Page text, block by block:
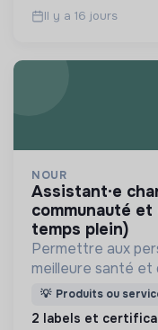
Il y a 16 jours
NOUR
assistant·e chargé.e de mission
communauté
temps plein)
Permettre aux
meilleure santé et
grâce à des
adaptées
💡 Produits ou
2 labels et